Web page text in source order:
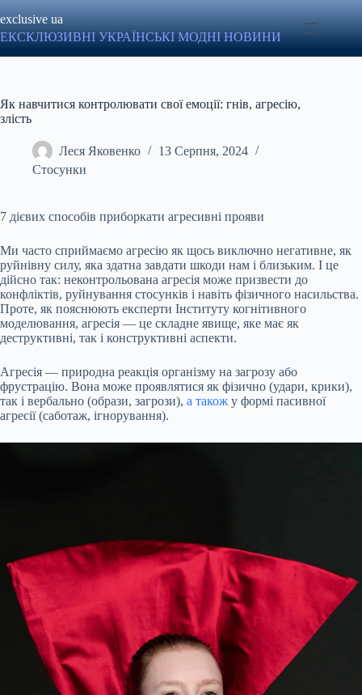
до
вмісту
exclusive ua
ЕКСКЛЮЗИВНІ УКРАЇНСЬКІ МОДНІ НОВИНИ
Як навчитися контролювати свої емоції: гнів, агресію,
злість
Леся Яковенко
13 Серпня, 2024
Стосунки
7 дієвих способів приборкати агресивні прояви
Ми часто сприймаємо агресію як щось виключно негативне, як
руйнівну силу, яка здатна завдати шкоди нам і близьким. І це
дійсно так: неконтрольована агресія може призвести до
конфліктів, руйнування стосунків і навіть фізичного насильства.
Проте, як пояснюють експерти Інституту когнітивного
моделювання, агресія — це складне явище, яке має як
деструктивні, так і конструктивні аспекти.
Агресія — природна реакція організму на загрозу або
фрустрацію. Вона може проявлятися як фізично (удари, крики),
так і вербально (образи, загрози), а також у формі пасивної
агресії (саботаж, ігнорування).